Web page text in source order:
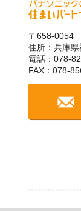
〒658-0054
住所：兵庫
電話：078-
FAX：078-